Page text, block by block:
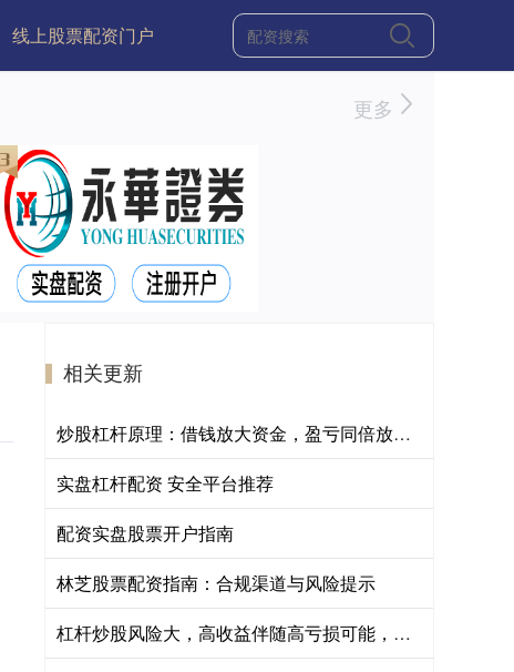
线上股票配资门户
更多
相关更新
炒股杠杆原理：借钱放大资金，盈亏同倍放大。
实盘杠杆配资 安全平台推荐
配资实盘股票开户指南
林芝股票配资指南：合规渠道与风险提示
杠杆炒股风险大，高收益伴随高亏损可能，投资者需谨慎评估自身承受能力。